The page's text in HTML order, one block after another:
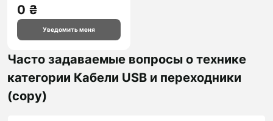
0 ₴
Уведомить меня
Часто задаваемые вопросы о технике
категории Кабели USB и переходники
(сopy)